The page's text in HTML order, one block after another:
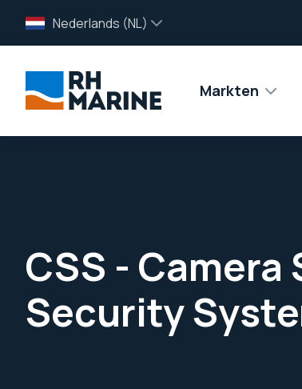
Nederlands (NL)
Markten
CSS -
Security